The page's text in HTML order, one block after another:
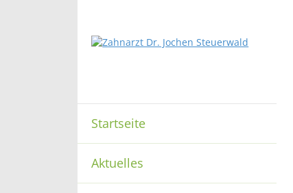
Startseite
Aktuelles